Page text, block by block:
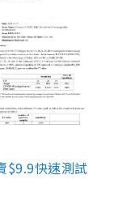
$9.9快速測試